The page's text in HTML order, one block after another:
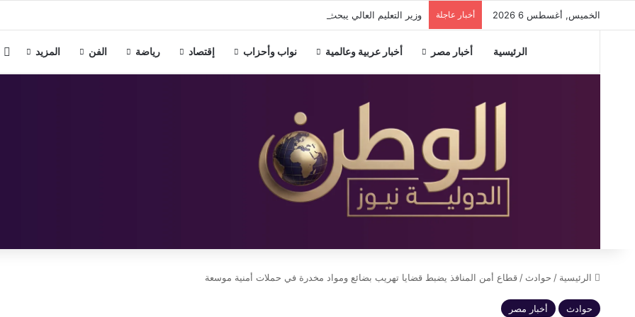
الخميس, أغسطس 6 2026 أخبار عاجلة وزير التعليم العالي يبحث مع هواوي مصر توسيع استخدام الذكاء الاصطناعي والجامعات الذكية
الرئيسية أخبار مصر أخبار عربية وعالمية نواب وأحزاب إقتصاد رياضة الفن المزيد
الرئيسية / حوادث / قطاع أمن المنافذ يضبط قضايا تهريب بضائع ومواد مخدرة في حملات أمنية موسعة
حوادث أخبار مصر